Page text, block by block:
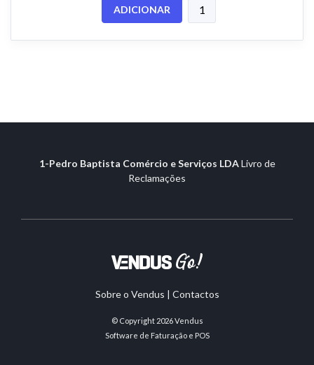
ADICIONAR
1-Pedro Baptista Comércio e Serviços LDA Livro de
Reclamações
Sobre o Vendus | Contactos
© Copyright 2026Vendus
Software de Faturação e POS